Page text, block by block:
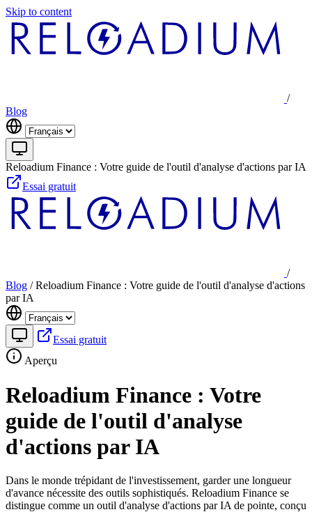
Skip to content
/
Blog
Reloadium Finance : Votre guide de l'outil d'analyse d'actions par IA
Essai gratuit
/
Blog / Reloadium Finance : Votre guide de l'outil d'analyse d'actions
par IA
Essai gratuit
Aperçu
Reloadium Finance : Votre
guide de l'outil d'analyse
d'actions par IA
Dans le monde trépidant de l'investissement, garder une longueur
d'avance nécessite des outils sophistiqués. Reloadium Finance se
distingue comme un outil d'analyse d'actions par IA de pointe, conçu